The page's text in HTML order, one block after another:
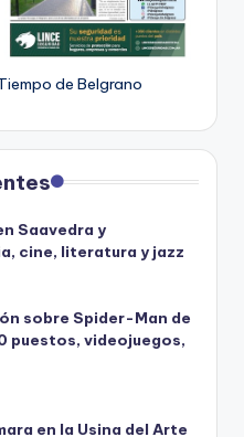
de Belgrano
Saavedra y
cine, literatura y jazz
sobre Spider-Man de
puestos, videojuegos,
en la Usina del Arte